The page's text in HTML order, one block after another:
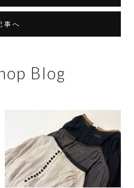
事へ
Blog